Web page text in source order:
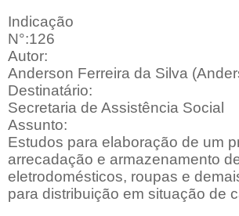
Indicação
N°:126
Autor:
Anderson Ferreira da Silva
Destinatário:
Secretaria de Assistência Social
Assunto:
Estudos para elaboração de um
arrecadação e armazenamento
eletrodomésticos, roupas e
para distribuição em situação de